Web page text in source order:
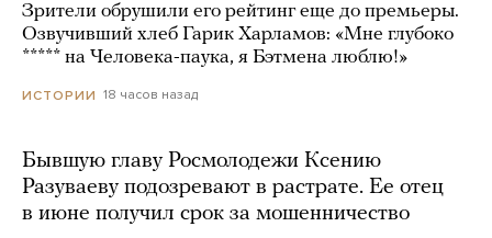
Зрители обрушили его рейтинг еще до премьеры.
Озвучивший хлеб Гарик Харламов: «Мне глубоко
***** на Человека-паука, я Бэтмена люблю!»
ИСТОРИИ 18 часов назад
Бывшую главу Росмолодежи Ксению
Разуваеву подозревают в растрате. Ее отец
в июне получил срок за мошенничество